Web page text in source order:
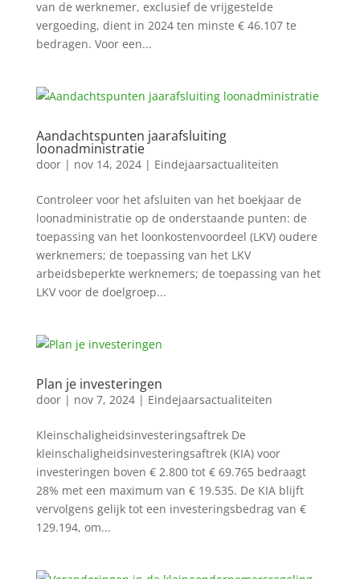
van de werknemer, exclusief de vrijgestelde
vergoeding, dient in 2024 ten minste € 46.107 te
bedragen. Voor een...
Aandachtspunten jaarafsluiting
loonadministratie
door | nov 14, 2024| Eindejaarsactualiteiten
Controleer voor het afsluiten van het boekjaar de
loonadministratie op de onderstaande punten: de
toepassing van het loonkostenvoordeel (LKV) oudere
werknemers; de toepassing van het LKV
arbeidsbeperkte werknemers; de toepassing van het
LKV voor de doelgroep...
Plan je investeringen
door | nov 7, 2024| Eindejaarsactualiteiten
Kleinschaligheidsinvesteringsaftrek De
kleinschaligheidsinvesteringsaftrek (KIA) voor
investeringen boven € 2.800 tot € 69.765 bedraagt
28% met een maximum van € 19.535. De KIA blijft
vervolgens gelijk tot een investeringsbedrag van €
129.194, om...